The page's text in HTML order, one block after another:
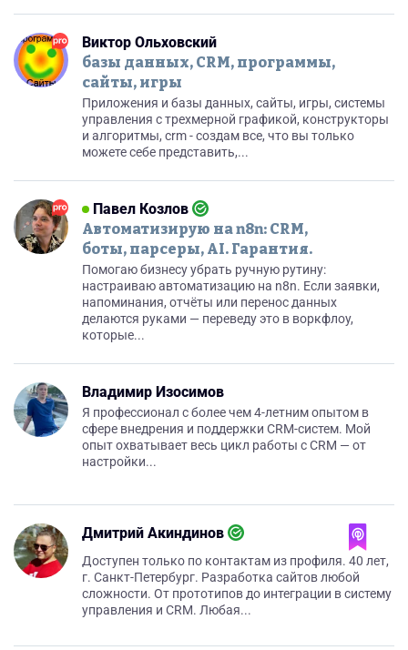
Виктор Ольховский
базы данных, CRM, программы,
сайты, игры
Приложения и базы данных, сайты, игры, системы
управления с трехмерной графикой, конструкторы
и алгоритмы, crm - создам все, что вы только
можете себе представить,...
Павел Козлов
Автоматизирую на n8n: CRM,
боты, парсеры, AI. Гарантия.
Помогаю бизнесу убрать ручную рутину:
настраиваю автоматизацию на n8n. Если заявки,
напоминания, отчёты или перенос данных
делаются руками — переведу это в воркфлоу,
которые...
Владимир Изосимов
Я профессионал с более чем 4-летним опытом в
сфере внедрения и поддержки CRM-систем. Мой
опыт охватывает весь цикл работы с CRM — от
настройки...
Дмитрий Акиндинов
Доступен только по контактам из профиля. 40 лет,
г. Санкт-Петербург. Разработка сайтов любой
сложности. От прототипов до интеграции в систему
управления и CRM. Любая...